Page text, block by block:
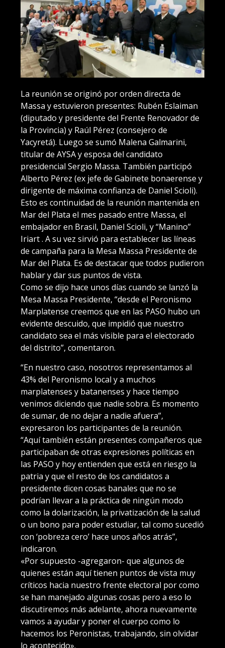
La reunión se originó por orden directa de
Massa y estuvieron presentes: Rubén Eslaiman
(diputado y presidente del Frente Renovador de
la Provincia) y Raúl Pérez (consejero de
Yacyretá). Luego se sumó Malena Galmarini,
titular de AYSA y esposa del candidato
presidencial Sergio Massa. También participó
Alberto Pérez (ex jefe de Gabinete bonaerense y
dirigente de máxima confianza de Daniel Scioli).
Esto es continuidad de la reunión mantenida en
Mar del Plata el mes pasado entre Massa, el
embajador en Brasil, Daniel Scioli, y “Manino”
Iriart . A su vez sirvió para establecer las líneas
de campaña para la Mesa Massa Presidente de
Mar del Plata. Es de destacar que todos pudieron
hablar y dar sus puntos de vista.
Como se dijo hace unos días cuando se lanzó la
Mesa Massa Presidente, “desde el Peronismo
Marplatense creemos que en las PASO hubo un
evidente descuido, que impidió que nuestro
candidato sea el más visible para el electorado
del distrito”, comentaron.
“En nuestro caso, nosotros representamos al
43% del Peronismo local y a muchos
marplatenses y batanenses y hace tiempo
venimos diciendo que nadie sobra. Es momento
de sumar, de no dejar a nadie afuera”,
expresaron los participantes de la reunión.
“Aquí también están presentes compañeros que
participaban de otras expresiones políticas en
las PASO y hoy entienden que está en riesgo la
patria y que el resto de los candidatos a
presidente dicen cosas banales que no se
podrían llevar a la práctica de ningún modo
como la dolarización, la privatización de la salud
o un bono para poder estudiar, tal como sucedió
con ‘pobreza cero’ hace unos años atrás”,
indicaron.
«Por supuesto -agregaron- que algunos de
quienes están aquí tienen puntos de vista muy
críticos hacia nuestro frente electoral por como
se han manejado algunas cosas pero a eso lo
discutiremos más adelante, ahora nuevamente
vamos a ayudar y poner el cuerpo como lo
hacemos los Peronistas, trabajando, sin olvidar
lo acontecido».